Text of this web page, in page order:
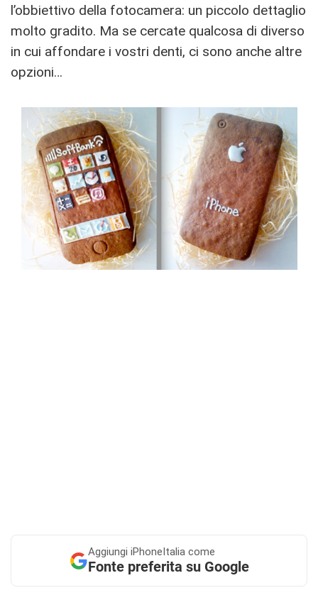
l’obbiettivo della fotocamera: un piccolo dettaglio
molto gradito. Ma se cercate qualcosa di diverso
in cui affondare i vostri denti, ci sono anche altre
opzioni…
Aggiungi iPhoneItalia come
Fonte preferita su Google